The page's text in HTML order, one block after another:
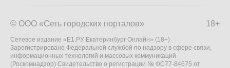
18+
© ООО «Сеть городских порталов»
Сетевое издание «Е1.РУ Екатеринбург Онлайн» (18+)
Зарегистрировано Федеральной службой по надзору в сфере связи,
информационных технологий и массовых коммуникаций
(Роскомнадзор) Свидетельство о регистрации № ФС77-84675 от